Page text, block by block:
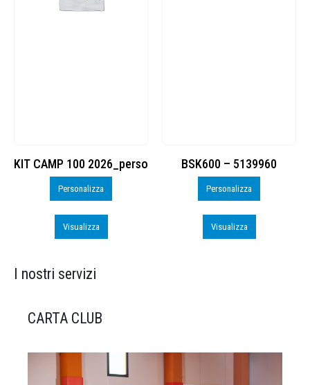
KIT CAMP 100 2026_perso
Personalizza
Visualizza
BSK600 – 5139960
Personalizza
Visualizza
I nostri servizi
CARTA CLUB